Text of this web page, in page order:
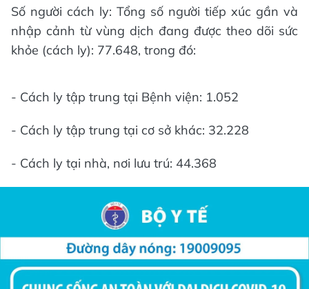
Số người cách ly: Tổng số người tiếp xúc gần và
nhập cảnh từ vùng dịch đang được theo dõi sức
khỏe (cách ly): 77.648, trong đó:
- Cách ly tập trung tại Bệnh viện: 1.052
- Cách ly tập trung tại cơ sở khác: 32.228
- Cách ly tại nhà, nơi lưu trú: 44.368